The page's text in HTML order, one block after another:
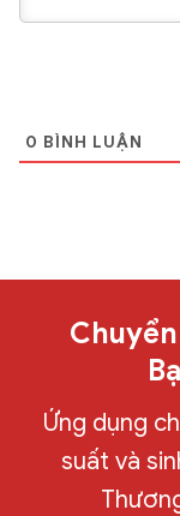
0 BÌNH LUẬN
Ứng dụng
suất và